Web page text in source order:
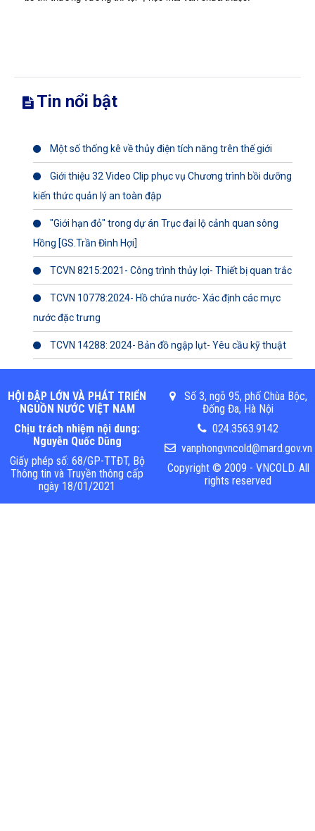
Tin nổi bật
Một số thống kê về thủy điện tích năng trên thế giới
Giới thiệu 32 Video Clip phục vụ Chương trình bồi dưỡng
kiến thức quản lý an toàn đập
"Giới hạn đỏ" trong dự án Trục đại lộ cảnh quan sông
Hồng [GS.Trần Đình Hợi]
TCVN 8215:2021- Công trình thủy lợi- Thiết bị quan trắc
TCVN 10778:2024- Hồ chứa nước- Xác định các mực
nước đặc trưng
TCVN 14288: 2024- Bản đồ ngập lụt- Yêu cầu kỹ thuật
HỘI ĐẬP LỚN VÀ PHÁT TRIỂN
NGUỒN NƯỚC VIỆT NAM
Chịu trách nhiệm nội dung:
Nguyễn Quốc Dũng
Giấy phép số: 68/GP-TTĐT, Bộ
Thông tin và Truyền thông cấp
ngày 18/01/2021
Số 3, ngõ 95, phố Chùa Bộc,
Đống Đa, Hà Nội
024.3563.9142
vanphongvncold@mard.gov.vn
Copyright © 2009 - VNCOLD. All
rights reserved